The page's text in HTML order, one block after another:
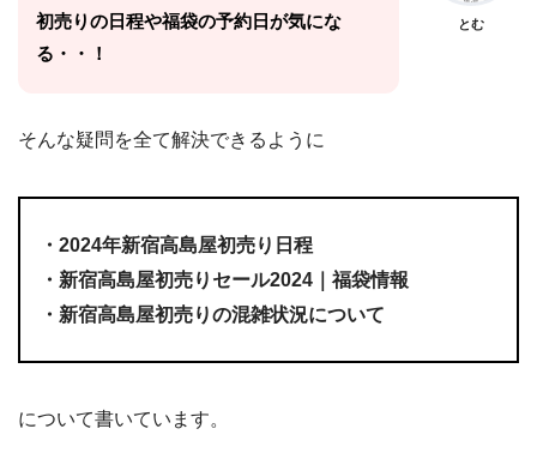
初売りの日程や福袋の予約日が気にな
る・・！
とむ
そんな疑問を全て解決できるように
・2024年新宿高島屋初売り日程
・新宿高島屋初売りセール2024｜福袋情報
・新宿高島屋初売りの混雑状況について
について書いています。